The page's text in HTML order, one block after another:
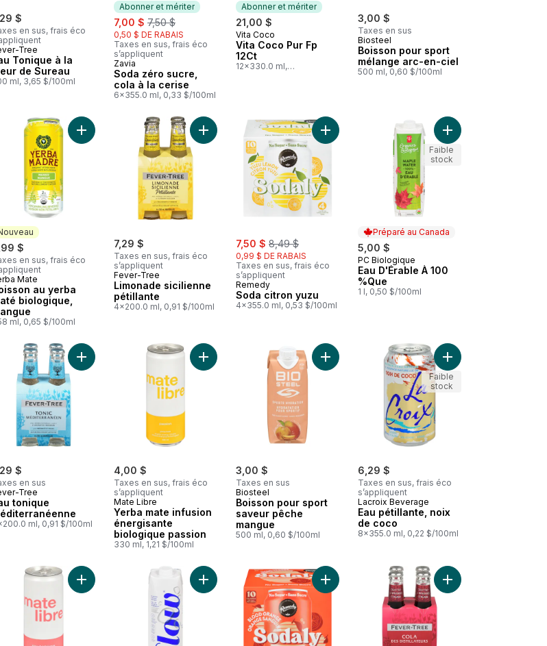
$
en sus, frais éco
Tree
Tonique à la
de Sureau
ml, 3,65 $/100ml
Abonner et mériter
sale:
7,00 $ , formerly:
7,50 $
0,50 $ DE RABAIS
Taxes en sus, frais éco
s’appliquent
Abonner et mériter
Zavia
Soda zéro sucre,
cola à la cerise
6x355.0 ml, 0,33 $/100ml
Abonner et mériter
21,00 $
Abonner et mériter
Vita Coco
Vita Coco Pur Fp
12Ct
12x330.0 ml,
3,00 $
Taxes en sus
Biosteel
Boisson pour sport
mélange arc-en-ciel
500 ml, 0,60 $/100ml
non pétillante citron à profusion au panier
$
en sus, frais éco
Mate
au yerba
biologique,
ml, 0,65 $/100ml
Ajouter Boisson au yerba maté biologique, mangue au panier
7,29 $
Taxes en sus, frais éco
s’appliquent
Fever-Tree
Limonade sicilienne
pétillante
4x200.0 ml, 0,91 $/100ml
Ajouter Limonade sicilienne pétillante au panier
sale:
7,50 $ , formerly:
8,49 $
0,99 $ DE RABAIS
Taxes en sus, frais éco
s’appliquent
Remedy
Soda citron yuzu
4x355.0 ml, 0,53 $/100ml
Ajouter Soda citron yuzu au panier
Préparé au Canada
5,00 $
Préparé au Canada
PC Biologique
Eau D'Érable À 100
%Que
1 l, 0,50 $/100ml
Ajouter Eau D'Érable
Faible
stock
mate infusion énergisante biologique menthe & lime au panier
$
en sus
Tree
tonique
ml, 0,91 $/100ml
Ajouter Eau tonique méditerranéenne au panier
4,00 $
Taxes en sus, frais éco
s’appliquent
Mate Libre
Yerba mate infusion
énergisante
biologique passion
330 ml, 1,21 $/100ml
Ajouter Yerba mate infusion énergisante biologique passion au panier
3,00 $
Taxes en sus
Biosteel
Boisson pour sport
saveur pêche
mangue
500 ml, 0,60 $/100ml
Ajouter Boisson pour sport saveur pêche
6,29 $
Taxes en sus, frais éco
s’appliquent
Lacroix Beverage
Eau pétillante, noix
de coco
8x355.0 ml, 0,22 $/100ml
Ajouter Eau
Faible
stock
mate boisson non pétillante pêche au panier
Ajouter Yerba mate infusion énergisante biologique rose & hibiscus au panier
Ajouter Eau de source alcaline naturelle au panier
Ajouter Soda orange sanguine au panier
Ajouter Cola des